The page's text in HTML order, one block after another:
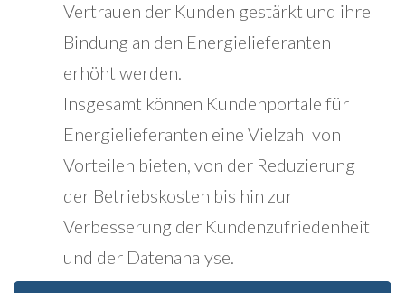
Vertrauen der Kunden gestärkt und ihre
Bindung an den Energielieferanten
erhöht werden.
Insgesamt können Kundenportale für
Energielieferanten eine Vielzahl von
Vorteilen bieten, von der Reduzierung
der Betriebskosten bis hin zur
Verbesserung der Kundenzufriedenheit
und der Datenanalyse.